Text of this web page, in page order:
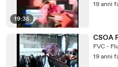
19:35
19 anni
CSOA
FVC -
19 anni